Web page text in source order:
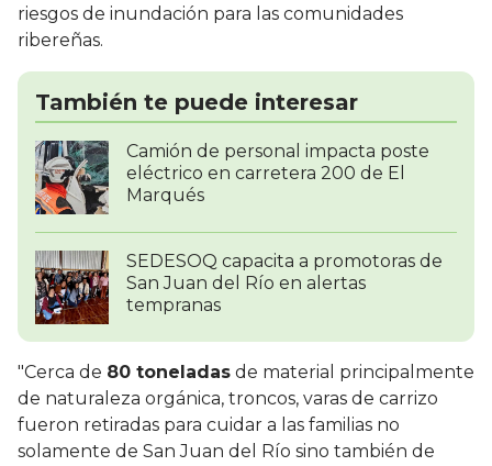
riesgos de inundación para las comunidades
ribereñas.
También te puede interesar
Camión de personal impacta poste
eléctrico en carretera 200 de El
Marqués
SEDESOQ capacita a promotoras de
San Juan del Río en alertas
tempranas
"Cerca de 80 toneladas de material principalmente
de naturaleza orgánica, troncos, varas de carrizo
fueron retiradas para cuidar a las familias no
solamente de San Juan del Río sino también de